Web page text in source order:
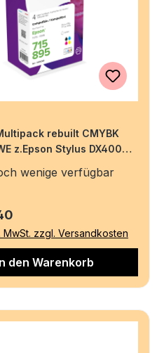
rebuilt CMYBK
z.Epson Stylus DX4000
wenige verfügbar
Preis:
MwSt. zzgl. Versandkosten
den Warenkorb